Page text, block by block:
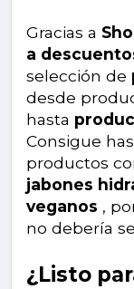
Gracias a
a
selección de
desde
hasta
Consigue
productos
jabones
veganos ,
no debería
¿Listo